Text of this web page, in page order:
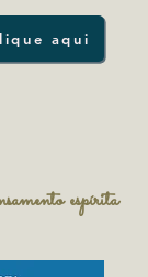
aqui
espírita